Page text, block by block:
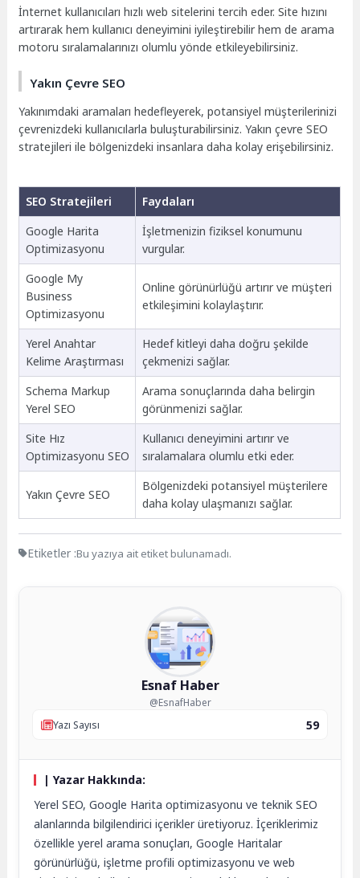
İnternet kullanıcıları hızlı web sitelerini tercih eder. Site hızını
artırarak hem kullanıcı deneyimini iyileştirebilir hem de arama
motoru sıralamalarınızı olumlu yönde etkileyebilirsiniz.
Yakın Çevre SEO
Yakınımdaki aramaları hedefleyerek, potansiyel müşterilerinizi
çevrenizdeki kullanıcılarla buluşturabilirsiniz. Yakın çevre SEO
stratejileri ile bölgenizdeki insanlara daha kolay erişebilirsiniz.
SEO Stratejileri
Faydaları
Google Harita
Optimizasyonu
İşletmenizin fiziksel konumunu
vurgular.
Google My
Business
Optimizasyonu
Online görünürlüğü artırır ve müşteri
etkileşimini kolaylaştırır.
Yerel Anahtar
Kelime Araştırması
Hedef kitleyi daha doğru şekilde
çekmenizi sağlar.
Schema Markup
Yerel SEO
Arama sonuçlarında daha belirgin
görünmenizi sağlar.
Site Hız
Optimizasyonu SEO
Kullanıcı deneyimini artırır ve
sıralamalara olumlu etki eder.
Yakın Çevre SEO
Bölgenizdeki potansiyel müşterilere
daha kolay ulaşmanızı sağlar.
Etiketler :Bu yazıya ait etiket bulunamadı.
Esnaf Haber
@EsnafHaber
Yazı Sayısı
59
| Yazar Hakkında:
Yerel SEO, Google Harita optimizasyonu ve teknik SEO
alanlarında bilgilendirici içerikler üretiyoruz. İçeriklerimiz
özellikle yerel arama sonuçları, Google Haritalar
görünürlüğü, işletme profili optimizasyonu ve web